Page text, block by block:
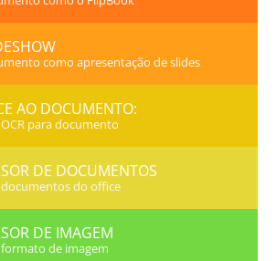
como apresentação de slides
AO DOCUMENTO:
para documento
DE DOCUMENTOS
do office
DE IMAGEM
de imagem